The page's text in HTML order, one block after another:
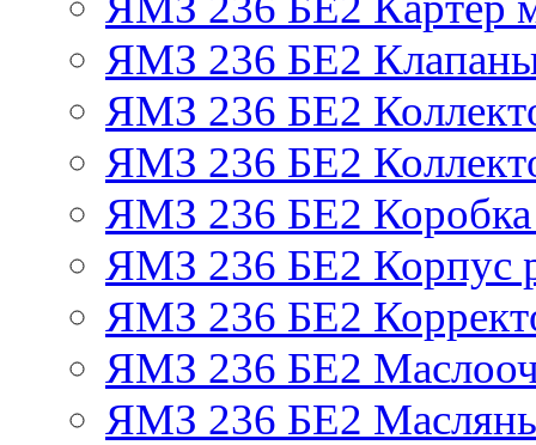
ЯМЗ 236 БЕ2 Клапаны
ЯМЗ 236 БЕ2
ЯМЗ 236 БЕ2
ЯМЗ 236 БЕ2 Коробка
ЯМЗ 236 БЕ2 Корпус
ЯМЗ 236 БЕ2
ЯМЗ 236 БЕ2
ЯМЗ 236 БЕ2